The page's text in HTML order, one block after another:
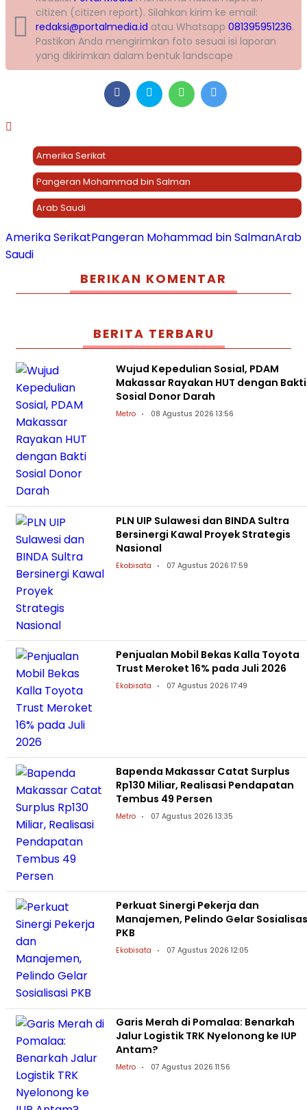
citizen (citizen report). Silahkan kirim ke email:
redaksi@portalmedia.id atau Whatsapp 081395951236.
Pastikan Anda mengirimkan foto sesuai isi laporan
yang dikirimkan dalam bentuk landscape
Amerika Serikat
Pangeran Mohammad bin Salman
Arab Saudi
Amerika SerikatPangeran Mohammad bin SalmanArab
Saudi
BERIKAN KOMENTAR
BERITA TERBARU
Wujud Kepedulian Sosial, PDAM
Makassar Rayakan HUT dengan Bakti
Sosial Donor Darah
Metro 08 Agustus 2026 13:56
PLN UIP Sulawesi dan BINDA Sultra
Bersinergi Kawal Proyek Strategis
Nasional
Ekobisata 07 Agustus 2026 17:59
Penjualan Mobil Bekas Kalla Toyota
Trust Meroket 16% pada Juli 2026
Ekobisata 07 Agustus 2026 17:49
Bapenda Makassar Catat Surplus
Rp130 Miliar, Realisasi Pendapatan
Tembus 49 Persen
Metro 07 Agustus 2026 13:35
Perkuat Sinergi Pekerja dan
Manajemen, Pelindo Gelar
PKB
Ekobisata 07 Agustus 2026 12:05
Garis Merah di Pomalaa: Benarkah
Jalur Logistik TRK Nyelonong ke IUP
Antam?
Metro 07 Agustus 2026 11:56